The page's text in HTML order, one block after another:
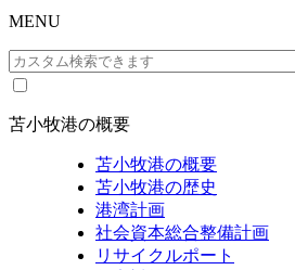
MENU
苫小牧港の概要
苫小牧港の概要
苫小牧港の歴史
港湾計画
社会資本総合整備計画
リサイクルポート